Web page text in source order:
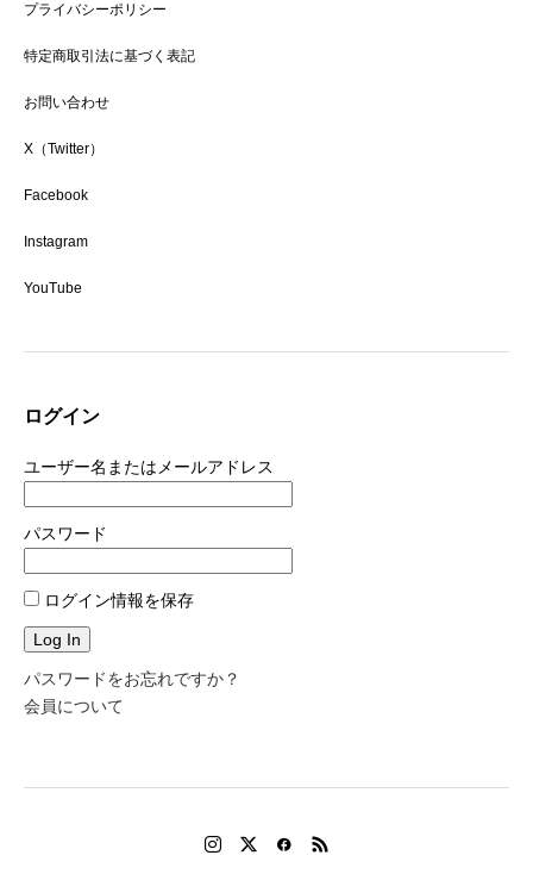
プライバシーポリシー
特定商取引法に基づく表記
お問い合わせ
X（Twitter）
Facebook
Instagram
YouTube
ログイン
ユーザー名またはメールアドレス
パスワード
ログイン情報を保存
パスワードをお忘れですか？
会員について